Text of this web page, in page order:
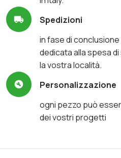
Spedizioni
in fase di
dedicata alla spesa
la vostra località.
Personalizzazione
ogni pezzo può
dei vostri progetti